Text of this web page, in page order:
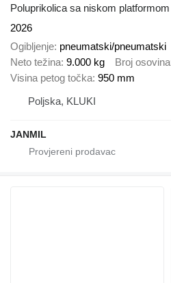
Poluprikolica sa niskom platformom
2026
Ogibljenje pneumatski/pneumatski
Neto težina 9.000 kg Broj osovina
Visina petog točka 950 mm
Poljska, KLUKI
JANMIL